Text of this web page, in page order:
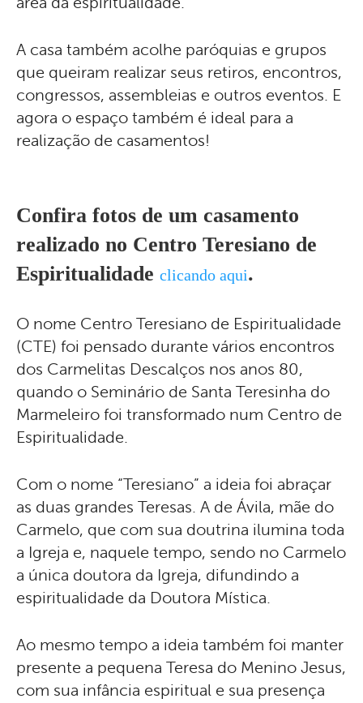
A casa também acolhe paróquias e grupos
que queiram realizar seus retiros, encontros,
congressos, assembleias e outros eventos. E
agora o espaço também é ideal para a
realização de casamentos!
Confira fotos de um casamento
realizado no Centro Teresiano de
Espiritualidade clicando aqui.
O nome Centro Teresiano de Espiritualidade
(CTE) foi pensado durante vários encontros
dos Carmelitas Descalços nos anos 80,
quando o Seminário de Santa Teresinha do
Marmeleiro foi transformado num Centro de
Espiritualidade.
Com o nome “Teresiano” a ideia foi abraçar
as duas grandes Teresas. A de Ávila, mãe do
Carmelo, que com sua doutrina ilumina toda
a Igreja e, naquele tempo, sendo no Carmelo
a única doutora da Igreja, difundindo a
espiritualidade da Doutora Mística.
Ao mesmo tempo a ideia também foi manter
presente a pequena Teresa do Menino Jesus,
com sua infância espiritual e sua presença